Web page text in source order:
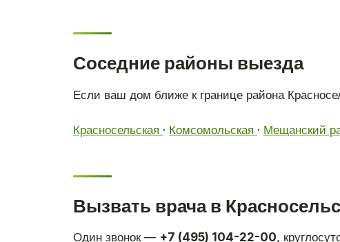
Соседние районы выезда
Если ваш дом ближе к границе района
Красносельская · Комсомольская · Мещанский
Вызвать врача в
Один звонок — +7 (495) 104-22-00,